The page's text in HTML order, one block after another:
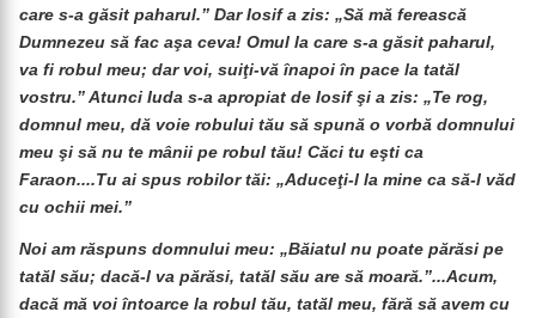
care s-a găsit paharul.” Dar Iosif a zis: „Să mă ferească
Dumnezeu să fac aşa ceva! Omul la care s-a găsit paharul,
va fi robul meu; dar voi, suiţi-vă înapoi în pace la tatăl
vostru.” Atunci Iuda s-a apropiat de Iosif şi a zis: „Te rog,
domnul meu, dă voie robului tău să spună o vorbă domnului
meu şi să nu te mânii pe robul tău! Căci tu eşti ca
Faraon....Tu ai spus robilor tăi: „Aduceţi-l la mine ca să-l văd
cu ochii mei.”
Noi am răspuns domnului meu: „Băiatul nu poate părăsi pe
tatăl său; dacă-l va părăsi, tatăl său are să moară.”...Acum,
dacă mă voi întoarce la robul tău, tatăl meu, fără să avem cu